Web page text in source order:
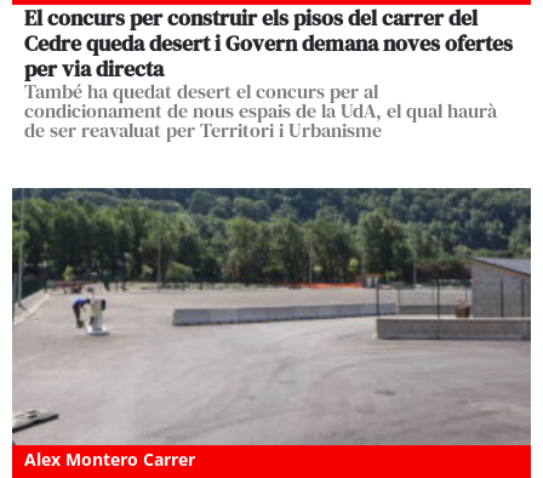
El concurs per construir els pisos del carrer del
Cedre queda desert i Govern demana noves ofertes
per via directa
També ha quedat desert el concurs per al
condicionament de nous espais de la UdA, el qual haurà
de ser reavaluat per Territori i Urbanisme
Alex Montero Carrer